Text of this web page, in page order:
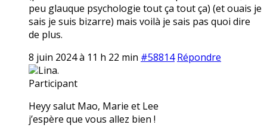
peu glauque psychologie tout ça tout ça) (et ouais je
sais je suis bizarre) mais voilà je sais pas quoi dire
de plus.
8 juin 2024 à 11 h 22 min #58814 Répondre
Lina.
Participant
Heyy salut Mao, Marie et Lee
j’espère que vous allez bien !